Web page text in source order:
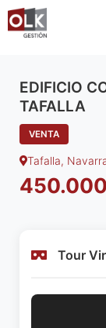
EDIFICIO
TAFALLA
VENTA
Tafalla,
Tour